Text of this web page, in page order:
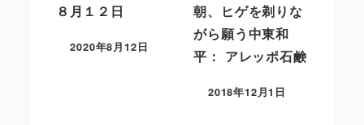
８月１２日
2020年8月12日
朝、ヒゲを剃りな
がら願う中東和
平： アレッポ石鹸
2018年12月1日